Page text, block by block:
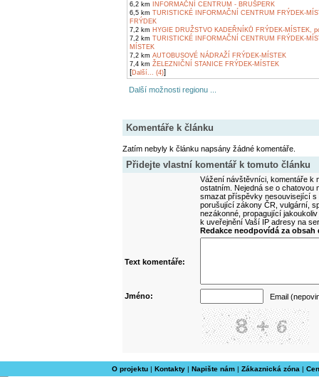
6,2 km INFORMAČNÍ CENTRUM - BRUŠPERK
6,5 km TURISTICKÉ INFORMAČNÍ CENTRUM FRÝDEK-
FRÝDEK
7,2 km HYGIE DRUŽSTVO KADEŘNÍKŮ FRÝDEK-MÍSTEK,
7,2 km TURISTICKÉ INFORMAČNÍ CENTRUM FRÝDEK-
MÍSTEK
7,2 km AUTOBUSOVÉ NÁDRAŽÍ FRÝDEK-MÍSTEK
7,4 km ŽELEZNIČNÍ STANICE FRÝDEK-MÍSTEK
[Další... (4)]
Další možnosti regionu ...
Komentáře k článku
Zatím nebyly k článku napsány žádné komentáře.
Přidejte vlastní komentář k tomuto článku
Vážení návštěvníci, komentáře k
ostatním. Nejedná se o
smazat příspěvky nesouvisející
porušující zákony ČR, vulgární,
nezákonné, propagující
k uveřejnění Vaší IP adresy na
Redakce neodpovídá za
Text komentáře:
Jméno: Email
O projektu| Kontakty| Napište nám| Zákaznická zóna |